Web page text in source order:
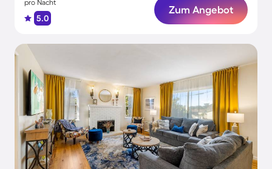
pro Nacht
5.0
Zum Angebot